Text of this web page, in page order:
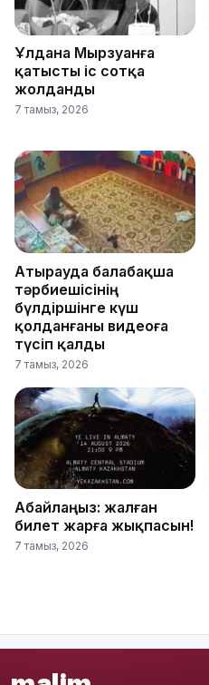
Ұлдана Мырзуанға
қатысты іс сотқа
жолданды
7 тамыз, 2026
Атырауда балабақша
тәрбиешісінің
бүлдіршінге күш
қолданғаны видеоға
түсіп қалды
7 тамыз, 2026
Абайлаңыз: жалған
билет жарға жықпасын!
7 тамыз, 2026